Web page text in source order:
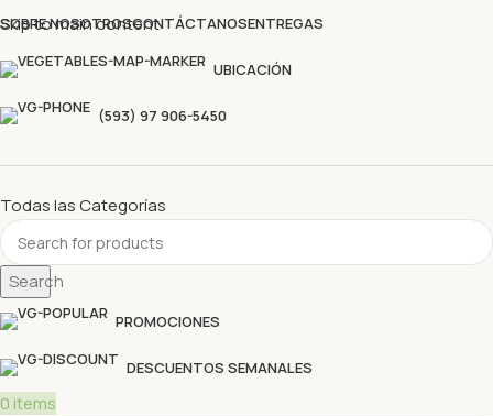
Skip to main content
Descubre nuestras ofertas y compra sin complicaciones
SOBRE NOSOTROSCONTÁCTANOSENTREGAS
UBICACIÓN
(593) 97 906-5450
Todas las Categorías
Search
PROMOCIONES
DESCUENTOS SEMANALES
0 items